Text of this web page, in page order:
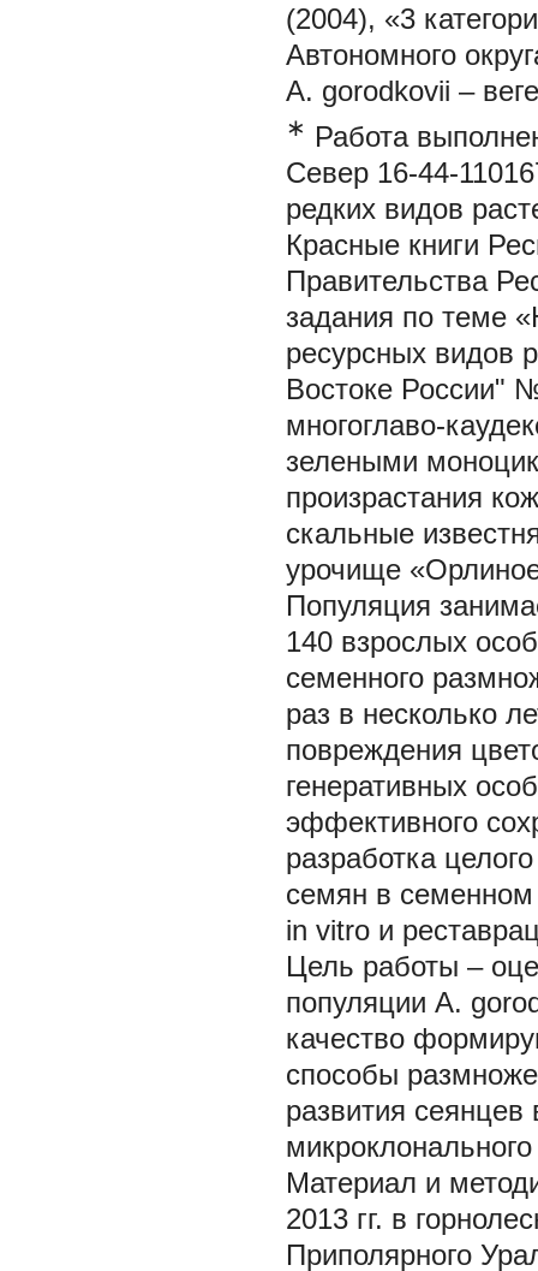
(2004), «3
Автономного
A. gorodkovii –
∗ Работа
Север 16-44-
редких видов
Красные книги
Правительства
задания по теме
ресурсных видов
Востоке России"
многоглаво-
зелеными
произрастания
скальные
урочище
Популяция
140 взрослых
семенного
раз в несколько
повреждения
генеративных
эффективного
разработка
семян в семенном
in vitro и
Цель работы –
популяции A.
качество
способы
развития сеянцев
Материал и
2013 гг. в
Приполярного